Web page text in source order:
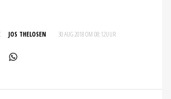
JOS THELOSEN 30 AUG 2018 OM 08:12UUR